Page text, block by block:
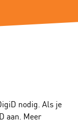
nodig. Als je
aan. Meer